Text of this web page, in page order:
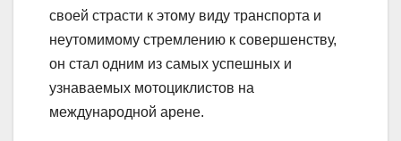
своей страсти к этому виду транспорта и
неутомимому стремлению к совершенству,
он стал одним из самых успешных и
узнаваемых мотоциклистов на
международной арене.